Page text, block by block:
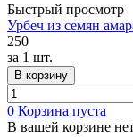
Быстрый просмотр
Урбеч из семян
250
за 1 шт.
В корзину
0 Корзина пуста
В вашей корзине